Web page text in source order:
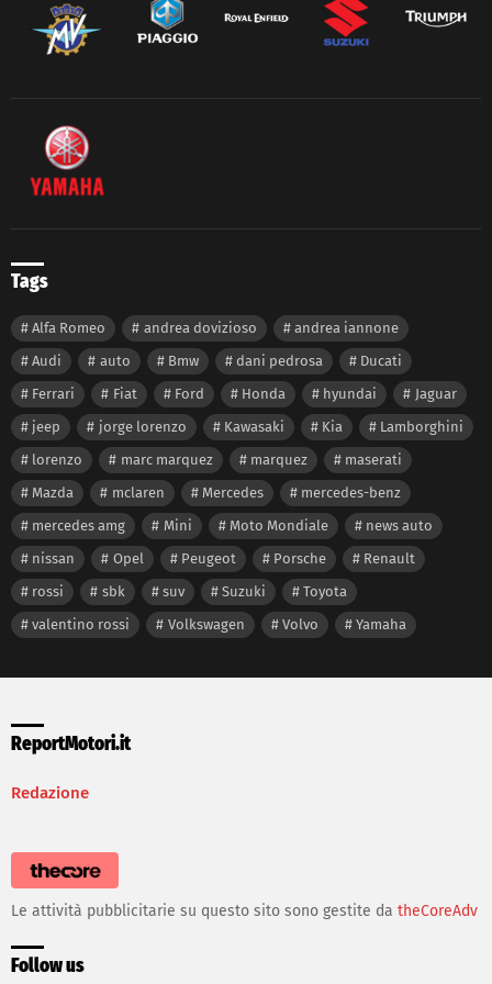
Tags
Alfa Romeo andrea dovizioso
andrea iannone
Audi
auto Bmw dani pedrosa
Ducati
Ferrari
Fiat Ford Honda hyundai
Jaguar
jeep
jorge lorenzo Kawasaki Kia
Lamborghini
lorenzo
marc marquez marquez
maserati
Mazda
mclaren Mercedes
mercedes-benz
mercedes amg
Mini Moto Mondiale
news auto
nissan
Opel Peugeot Porsche
Renault
rossi
sbk suv Suzuki
Toyota
valentino rossi
Volkswagen Volvo Yamaha
ReportMotori.it
Redazione
Le attività pubblicitarie su questo sito sono gestite da theCoreAdv
Follow us